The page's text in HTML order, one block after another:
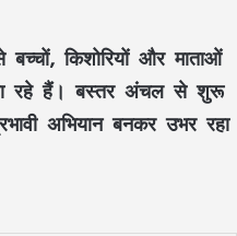
बच्चों,किशोरियोंऔरमाताओं
रहे हैं।बस्तर अंचलसे शुरू
अभियान बनकर उभर रहा
का एहसास नहीं… महिला
पर रिजिजू-राहुल में X पर वॉर